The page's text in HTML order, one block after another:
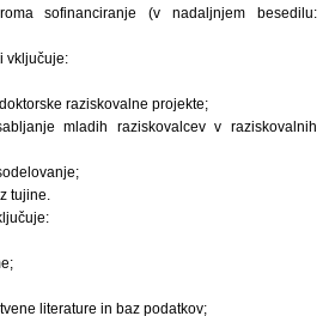
sofinanciranje (v nadaljnjem besedilu:
vključuje:
raziskovalne projekte;
mladih raziskovalcev v raziskovalnih
tujine.
literature in baz podatkov;